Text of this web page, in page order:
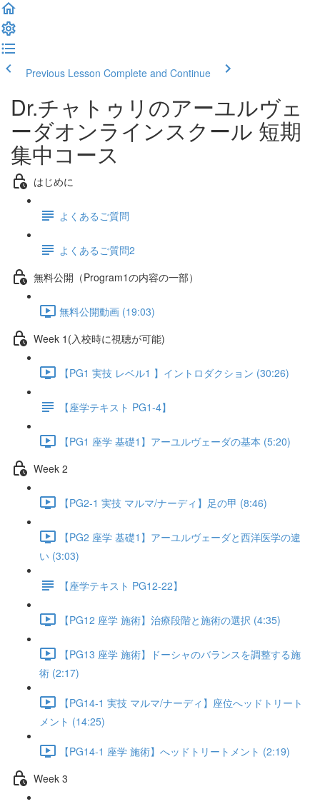
Previous Lesson Complete and Continue
Dr.チャトゥリのアーユルヴェ
ーダオンラインスクール 短期
集中コース
はじめに
よくあるご質問
よくあるご質問2
無料公開（Program1の内容の一部）
無料公開動画 (19:03)
Week 1(入校時に視聴が可能)
【PG1 実技 レベル1 】イントロダクション (30:26)
【座学テキスト PG1-4】
【PG1 座学 基礎1】アーユルヴェーダの基本 (5:20)
Week 2
【PG2-1 実技 マルマ/ナーディ】足の甲 (8:46)
【PG2 座学 基礎1】アーユルヴェーダと西洋医学の違
い (3:03)
【座学テキスト PG12-22】
【PG12 座学 施術】治療段階と施術の選択 (4:35)
【PG13 座学 施術】ドーシャのバランスを調整する施
術 (2:17)
【PG14-1 実技 マルマ/ナーディ】座位へッドトリート
メント (14:25)
【PG14-1 座学 施術】へッドトリートメント (2:19)
Week 3